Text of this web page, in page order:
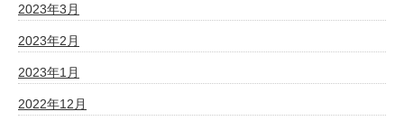
2023年3月
2023年2月
2023年1月
2022年12月